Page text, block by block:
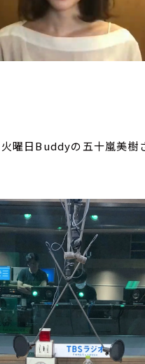
曜日Buddyの五十嵐美樹